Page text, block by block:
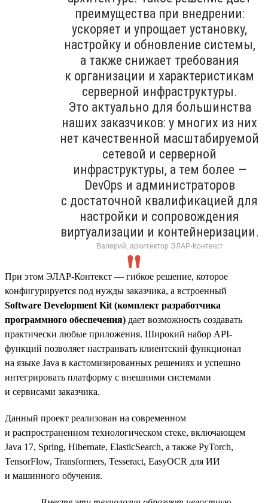
преимущества при внедрении:
ускоряет и упрощает установку,
настройку и обновление системы,
а также снижает требования
к организации и характеристикам
серверной инфраструктуры.
Это актуально для большинства
наших заказчиков: у многих из них
нет качественной масштабируемой
сетевой и серверной
инфраструктуры, а тем более —
DevOps и администраторов
с достаточной квалификацией для
настройки и сопровождения
виртуализации и контейнеризации.
Валерий, архитектор ЭЛАР-Контекст
При этом ЭЛАР-Контекст — гибкое решение, которое
конфигурируется под нужды заказчика, а встроенный
Software Development Kit (комплект разработчика
программного обеспечения) дает возможность создавать
практически любые приложения. Широкий набор API-
функций позволяет настраивать клиентский функционал
на языке Java в кастомизированных решениях и успешно
интегрировать платформу с внешними системами
и сервисами заказчика.
Данный проект реализован на современном
и распространенном технологическом стеке, включающем
Java 17, Spring, Hibernate, ElasticSearch, а также PyTorch,
TensorFlow, Transformers, Tesseract, EasyOCR для ИИ
и машинного обучения.